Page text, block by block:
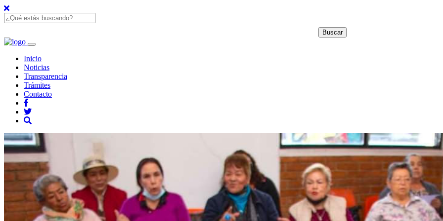
Inicio
Noticias
Transparencia
Trámites
Contacto